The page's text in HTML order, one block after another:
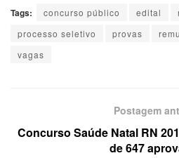
Tags: concurso público edital
processo seletivo
provas
vagas
Postagem
Concurso Saúde Natal RN
de 647